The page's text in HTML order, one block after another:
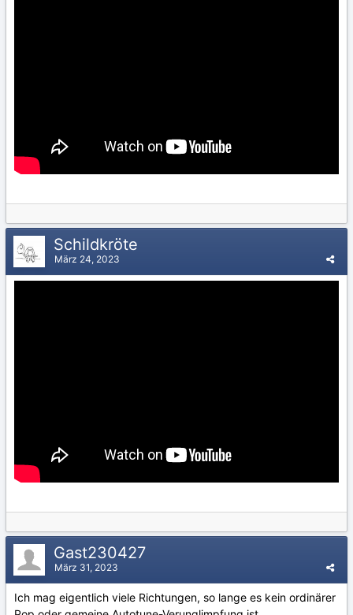
Schildkröte
März 24, 2023
Gast230427
März 31, 2023
Ich mag eigentlich viele Richtungen, so lange es kein ordinärer